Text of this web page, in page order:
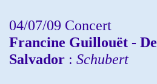
04/07/09 Concert
Francine Guillouët - De
Salvador : Schubert